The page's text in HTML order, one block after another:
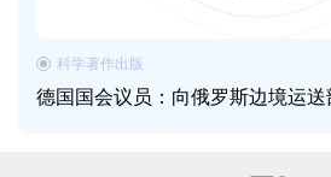
德国国会议员：向俄罗斯边境运
科学著作出版